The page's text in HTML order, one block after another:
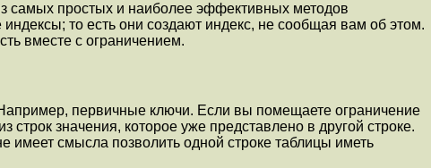
самых простых и наиболее эффективных методов
то есть они создают индекс, не сообщая вам об этом.
вместе с ограничением.
первичные ключи. Если вы помещаете ограничение
значения, которое уже представлено в другой строке.
имеет смысла позволить одной строке таблицы иметь